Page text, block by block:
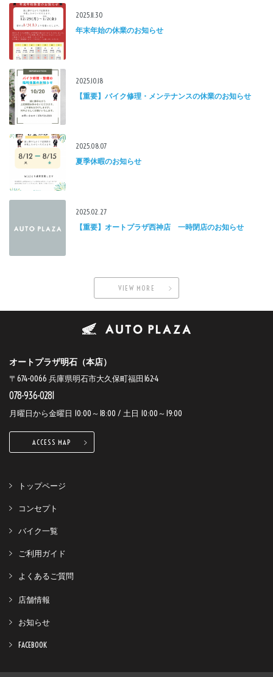
2025.11.30
年末年始の休業のお知らせ
2025.10.18
【重要】バイク修理・メンテナンスの休業のお知らせ
2025.08.07
夏季休暇のお知らせ
2025.02.27
【重要】オートプラザ西神店 一時閉店のお知らせ
VIEW MORE
オートプラザ明石（本店）
〒674-0066 兵庫県明石市大久保町福田162-4
078-936-0281
月曜日から金曜日 10:00～18:00 / 土日 10:00～19:00
ACCESS MAP
トップページ
コンセプト
バイク一覧
ご利用ガイド
よくあるご質問
店舗情報
お知らせ
FACEBOOK